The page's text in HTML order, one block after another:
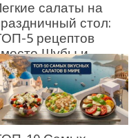
салаты на
стол:
5 рецептов
Шубы и
09.03.2026